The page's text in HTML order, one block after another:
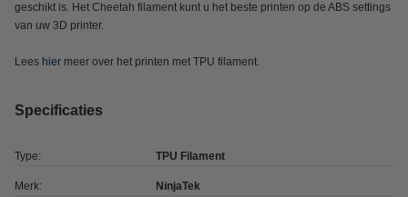
geschikt is. Het Cheetah filament kunt u het beste printen op de ABS settings
van uw 3D printer.
Lees hier meer over het printen met TPU filament.
Specificaties
Type: TPU Filament
Merk: NinjaTek